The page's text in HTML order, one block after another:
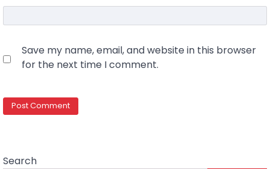
Save my name, email, and website in this browser
for the next time I comment.
Search